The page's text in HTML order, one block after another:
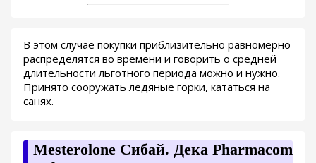
В этом случае покупки приблизительно равномерно
распределятся во времени и говорить о средней
длительности льготного периода можно и нужно.
Принято сооружать ледяные горки, кататься на
санях.
Mesterolone Сибай. Дека Pharmacom